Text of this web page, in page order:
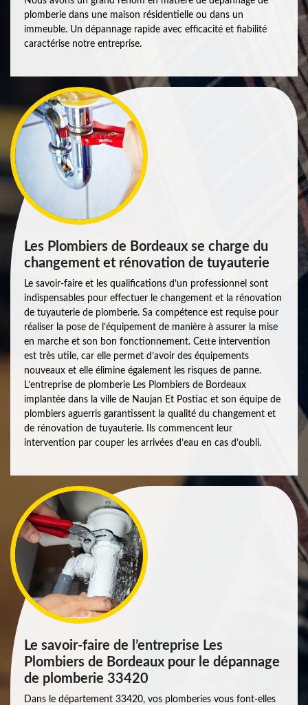
plomberie dans une maison résidentielle ou dans un
immeuble. Un dépannage rapide avec efficacité et fiabilité
caractérise notre entreprise.
Les Plombiers de Bordeaux se charge du
changement et rénovation de tuyauterie
Le savoir-faire et les qualifications d’un professionnel sont
indispensables pour effectuer le changement et la rénovation
de tuyauterie de plomberie. Sa compétence est requise pour
réaliser la pose de l’équipement de manière à assurer la mise
en marche et son bon fonctionnement. Cette intervention
est très utile, car elle permet d’avoir des équipements
nouveaux et elle élimine également les risques de panne.
L’entreprise de plomberie Les Plombiers de Bordeaux
implantée dans la ville de Naujan Et Postiac et son équipe de
plombiers aguerris garantissent la qualité du changement et
de rénovation de tuyauterie. Ils commencent leur
intervention par couper les arrivées d’eau en cas d’oubli.
Le savoir-faire de l’entreprise Les
Plombiers de Bordeaux pour le dépannage
de plomberie 33420
Dans le département 33420, vos plomberies vous font-elles